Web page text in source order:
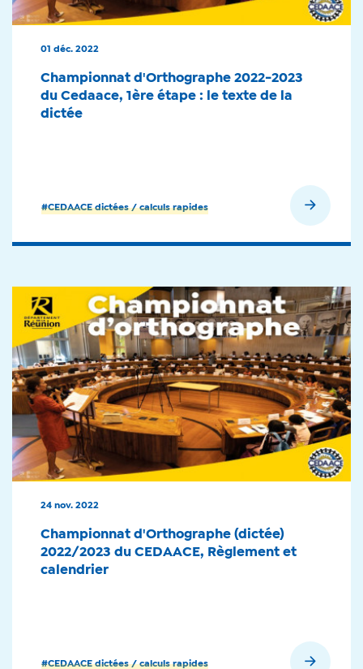
#CEDAACE dictées / calculs rapides
01 déc. 2022
Championnat d'Orthographe 2022-2023
du Cedaace, 1ère étape : le texte de la
dictée
#CEDAACE dictées / calculs rapides
24 nov. 2022
Championnat d'Orthographe (dictée)
2022/2023 du CEDAACE, Règlement et
calendrier